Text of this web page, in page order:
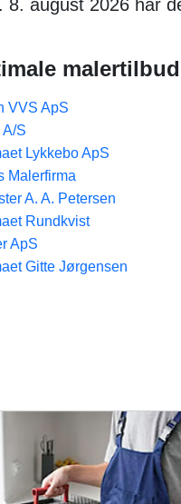
8. august 2026 har
VVS ApS
S
Lykkebo ApS
Malerfirma
A. A. Petersen
Rundkvist
ApS
Gitte Jørgensen